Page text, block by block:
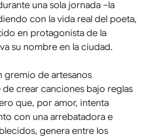
una sola jornada –la
con la vida real del poeta,
en protagonista de la
su nombre en la ciudad.
gremio de artesanos
crear canciones bajo reglas
que, por amor, intenta
con una arrebatadora e
genera entre los